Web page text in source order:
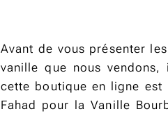
Avant de vous présenter
vanille que nous
cette boutique en ligne est
Fahad pour la Vanille